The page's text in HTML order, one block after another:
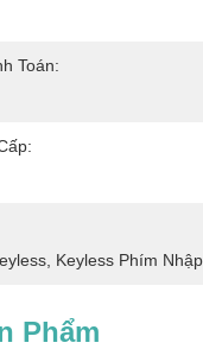
Toán:
Keyless Phím
Phẩm